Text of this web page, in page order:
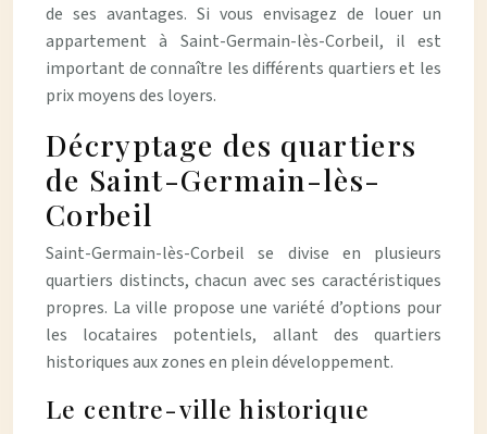
de ses avantages. Si vous envisagez de louer un
appartement à Saint-Germain-lès-Corbeil, il est
important de connaître les différents quartiers et les
prix moyens des loyers.
Décryptage des quartiers
de Saint-Germain-lès-
Corbeil
Saint-Germain-lès-Corbeil se divise en plusieurs
quartiers distincts, chacun avec ses caractéristiques
propres. La ville propose une variété d’options pour
les locataires potentiels, allant des quartiers
historiques aux zones en plein développement.
Le centre-ville historique